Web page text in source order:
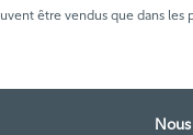
être vendus que dans les